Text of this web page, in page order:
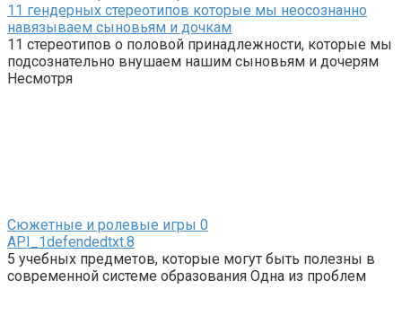
11 гендерных стереотипов которые мы неосознанно
навязываем сыновьям и дочкам
11 стереотипов о половой принадлежности, которые мы
подсознательно внушаем нашим сыновьям и дочерям
Несмотря
Сюжетные и ролевые игры 0
API_1defendedtxt.8
5 учебных предметов, которые могут быть полезны в
современной системе образования Одна из проблем